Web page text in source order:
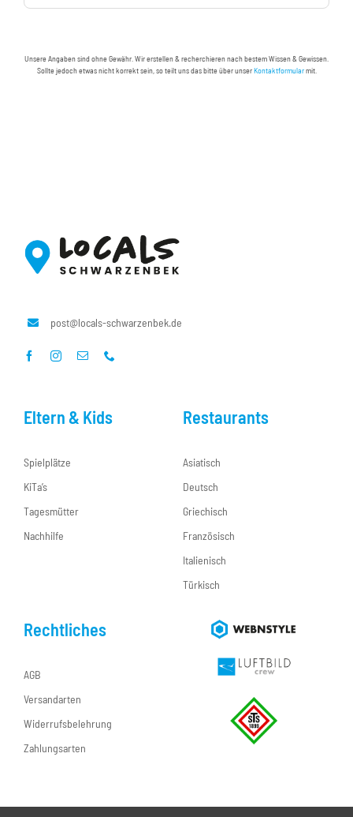
Unsere Angaben sind ohne Gewähr. Wir erstellen & recherchieren nach bestem Wissen & Gewissen.
Sollte jedoch etwas nicht korrekt sein, so teilt uns das bitte über unserKontaktformularmit.
post@locals-schwarzenbek.de
Eltern & Kids
Spielplätze
KiTa’s
Tagesmütter
Nachhilfe
Restaurants
Asiatisch
Deutsch
Griechisch
Französisch
Italienisch
Türkisch
Rechtliches
AGB
Versandarten
Widerrufsbelehrung
Zahlungsarten